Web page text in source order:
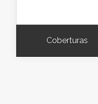
Coberturas